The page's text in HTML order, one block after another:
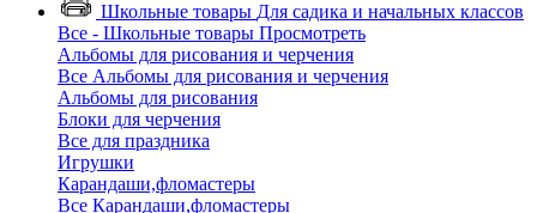
Школьные товары Для садика и начальных классов
Все - Школьные товары Просмотреть
Альбомы для рисования и черчения
Все Альбомы для рисования и черчения
Альбомы для рисования
Блоки для черчения
Все для праздника
Игрушки
Карандаши,фломастеры
Все Карандаши,фломастеры